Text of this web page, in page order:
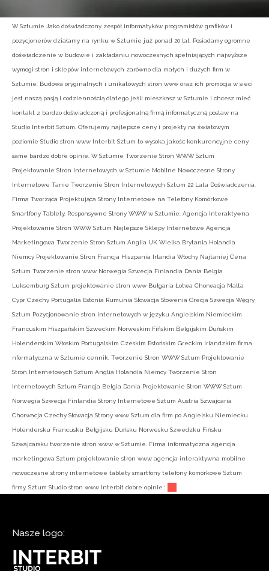
W Sztumie Jako doświadczony zespół informatyków programistów grafików i
pozycjonerów działamy na rynku w Sztumie już ponad 20 lat. Posiadamy ogromne
doświadczenie w budowie i zakładaniu nowoczesnych spełniających najwyższe
wymogi stron i sklepów internetowych zarówno dla małych i dużych firm w
Sztumie. Budowa oryginalnych i unikatowych stron www oraz ich promocja w sieci
jest naszą pasją i codziennością dlatego jeśli mieszkasz w Sztumie i chcesz mieć
kontakt z bardzo doświadczoną i profesjonalną firmą informatyczną postaw na
Studio Interbit Sztum. Oferujemy najlepsze ceny i projekty na światowym
poziomie Studio stron www Interbit Sztum to wysoka jakość konkurencyjne ceny
same bardzo dobre opinie. W Sztumie Tworzenie Stron WWW Sztum
Projektowanie Stron Internetowych w Sztumie Mobilne Nowoczesne Strony
Internetowe Tanie Tworzenie Stron Internetowych Sztum 22 Lata Doświadczenia.
Firma Tworząca Projektująca Strony Internetowe na Telefony Komórkowe
Smartfony Tablety. Responsywne Strony WWW w Sztumie. Agencja Interaktywna
Projektowanie Stron WWW Sztum Najlepsze Sklepy Internetowe Agencja
Marketingowa Tworzenie Stron Sztum Anglia UK Wielka Brytania Holandia
Niemcy Projektowanie Stron Francja Hiszpania Irlandia Włochy Najtaniej Cena
Sztum Tworzenie stron www Norwegia Szwecja Finlandia Dania Belgia
Luksemburg Sztum projektowanie stron www Bułgaria Łotwa Chorwacja Malta
Cypr Czechy Portugalia Estonia Rumunia Słowacja Słowenia Grecja Szwecja Węgry
Sztum Pozycjonowanie stron internetowych w języku Angielskim Niemieckim
Francuskim Hiszpańskim Szweckim Norweskim Fińskim Belgijskim Duńskim
Holenderskim Włoskim Portugalskim Czeskim Estońskim Greckim Irlandzkim firma
nformatyczna w Sztumie cennik. Tworzenie Stron WWW Sztum Projektowanie
Stron Internetowych Sztum Anglia Holandia Niemcy Tworzenie Stron
Internetowych Sztum Francja Belgia Dania Projektowanie Stron WWW Sztum
Norwegia Szwecja Finlandia Strony Internetowe Sztum Austria Szwajcaria
Chorwacja Czechy Słowacja Strony www Sztum dla firm po Angielsku Niemiecku
Holendersku Francusku Belgijsku Duńsku Norwesku Szwedzku Fińsku
Szwajcarsku tworzenie stron www w Sztumie. Firma informatyczna agencja
marketingowa Sztum projektowanie stron www agencja interaktywna mobilne
nowoczesne strony internetowe tablety smartfony telefony komórkowe Sztum
firmy. Sztum Studio stron www Interbit dobre opinie.:
Nasze logo: